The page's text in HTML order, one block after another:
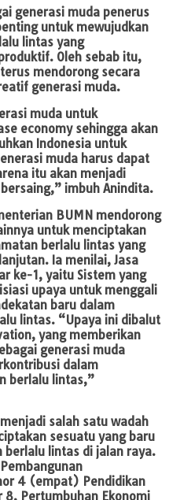
generasi muda penerus
untuk mewujudkan
lintas yang
Oleh sebab itu,
mendorong secara
generasi muda.
muda untuk
economy sehingga akan
Indonesia untuk
muda harus dapat
itu akan menjadi
imbuh Anindita.
BUMN mendorong
untuk menciptakan
berlalu lintas yang
Ia menilai, Jasa
ke-1, yaitu Sistem yang
upaya untuk menggali
baru dalam
lintas. “Upaya ini dibalut
yang memberikan
generasi muda
dalam
berlalu lintas,”
salah satu wadah
sesuatu yang baru
berlalu lintas di jalan raya.
4 (empat) Pendidikan
Pertumbuhan Ekonomi